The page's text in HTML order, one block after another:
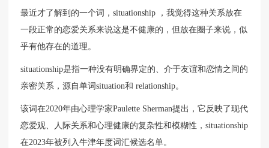
最近才了解到的一个词，situationship ，我觉得这种关系放在
一段正常的恋爱关系来说这是不健康的，但放在圈子来说，似
乎有他存在的道理。
situationship是指一种没有明确界定的、介于友谊和恋情之间的
亲密关系，源自单词situation和 relationship。
该词在2020年由心理学家Paulette Sherman提出，它反映了现代
恋爱观、人际关系和心理健康的复杂性和模糊性，situationship
在2023年被列入牛津年度词汇候选名单。